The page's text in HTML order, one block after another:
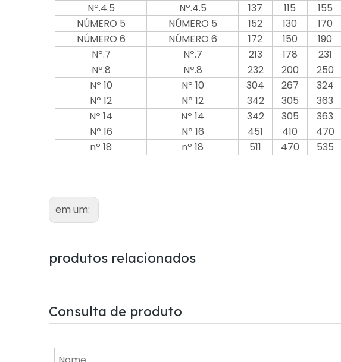
Nº.4.5
Nº.4.5 137 115 155
NÚMERO 5
NÚMERO 5 152 130 170
NÚMERO 6
NÚMERO 6 172 150 190
Nº.7
Nº.7 213 178 231
Nº.8
Nº.8 232 200 250
Nº 10
Nº 10 304 267 324
Nº 12
Nº 12 342 305 363
Nº 14
Nº 14 342 305 363
Nº 16
Nº 16 451 410 470
nº 18
nº 18 511 470 535
em um:
produtos relacionados
Consulta de produto